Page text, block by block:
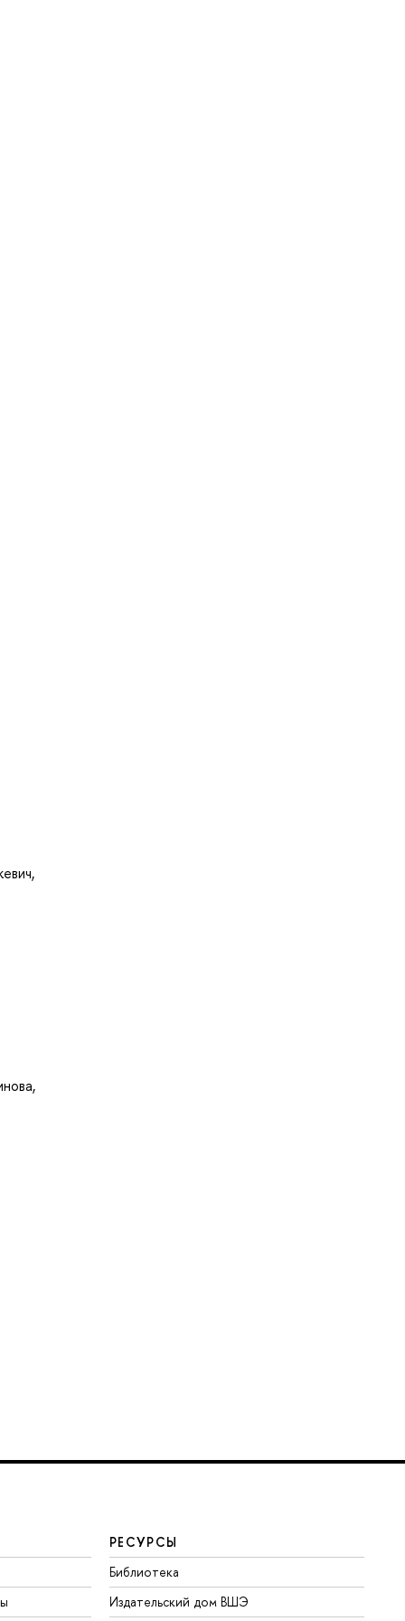
РЕСУРСЫ
Библиотека
Издательский дом ВШЭ